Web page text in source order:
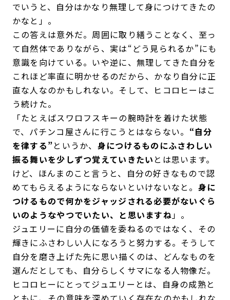
でいうと、自分はかなり無理して身につけてきたの
かなと」。
この答えは意外だ。周囲に取り繕うことなく、至っ
て自然体でありながら、実は“どう見られるか”にも
意識を向けている。いや逆に、無理してきた自分を
これほど率直に明かせるのだから、かなり自分に正
直な人なのかもしれない。そして、ヒコロヒーはこ
う続けた。
「たとえばスワロフスキーの腕時計を着けた状態
で、パチンコ屋さんに行こうとはならない。 “自分
を律する”というか、 身につけるものにふさわしい
振る舞いを少しずつ覚えていきたい とは思います。
けど、ほんまのこと言うと、自分の好きなもので認
めてもらえるようにならないといけないなと。 身に
つけるもので何かをジャッジされる必要がないぐら
いのようなやつでいたい、と思いますね」。
ジュエリーに自分の価値を委ねるのではなく、その
輝きにふさわしい人になろうと努力する。そうして
自分を磨き上げた先に思い描くのは、どんなものを
選んだとしても、自分らしくサマになる人物像だ。
ヒコロヒーにとってジュエリーとは、自身の成熟と